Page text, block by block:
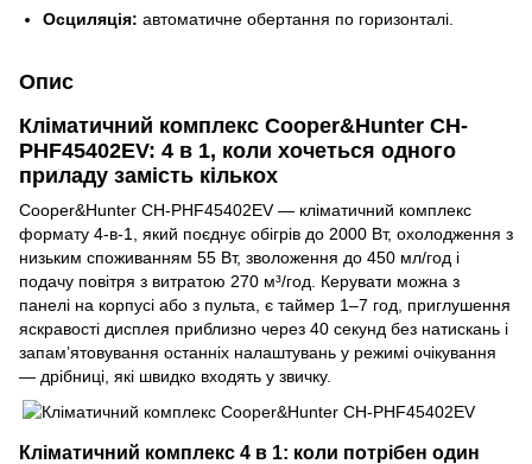
Осциляція: автоматичне обертання по горизонталі.
Опис
Кліматичний комплекс Cooper&Hunter CH-
PHF45402EV: 4 в 1, коли хочеться одного
приладу замість кількох
Cooper&Hunter CH-PHF45402EV — кліматичний комплекс
формату 4-в-1, який поєднує обігрів до 2000 Вт, охолодження з
низьким споживанням 55 Вт, зволоження до 450 мл/год і
подачу повітря з витратою 270 м³/год. Керувати можна з
панелі на корпусі або з пульта, є таймер 1–7 год, приглушення
яскравості дисплея приблизно через 40 секунд без натискань і
запам’ятовування останніх налаштувань у режимі очікування
— дрібниці, які швидко входять у звичку.
Кліматичний комплекс 4 в 1: коли потрібен один